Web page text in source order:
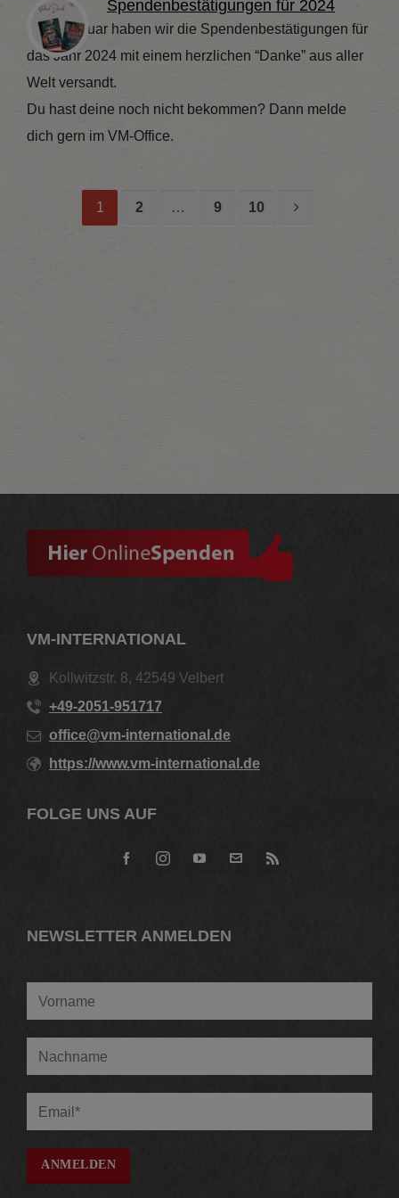
Spendenbestätigungen für 2024
Ende Januar haben wir die Spendenbestätigungen für
das Jahr 2024 mit einem herzlichen “Danke” aus aller
Welt versandt.
Du hast deine noch nicht bekommen? Dann melde
dich gern im VM-Office.
1 2 … 9 10
VM-INTERNATIONAL
Kollwitzstr. 8, 42549 Velbert
+49-2051-951717
office@vm-international.de
https://www.vm-international.de
FOLGE UNS AUF
NEWSLETTER ANMELDEN